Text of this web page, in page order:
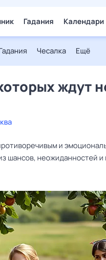
Гадания Календари
Чесалка Ещё
ждут
и
шансов, неожиданностей и